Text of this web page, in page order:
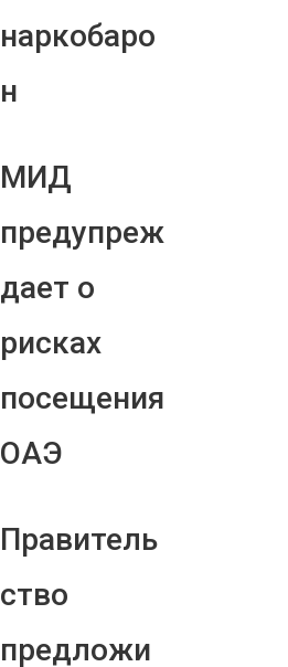
наркобаро
н
МИД
предупреж
дает о
рисках
посещения
ОАЭ
Правитель
ство
предложи